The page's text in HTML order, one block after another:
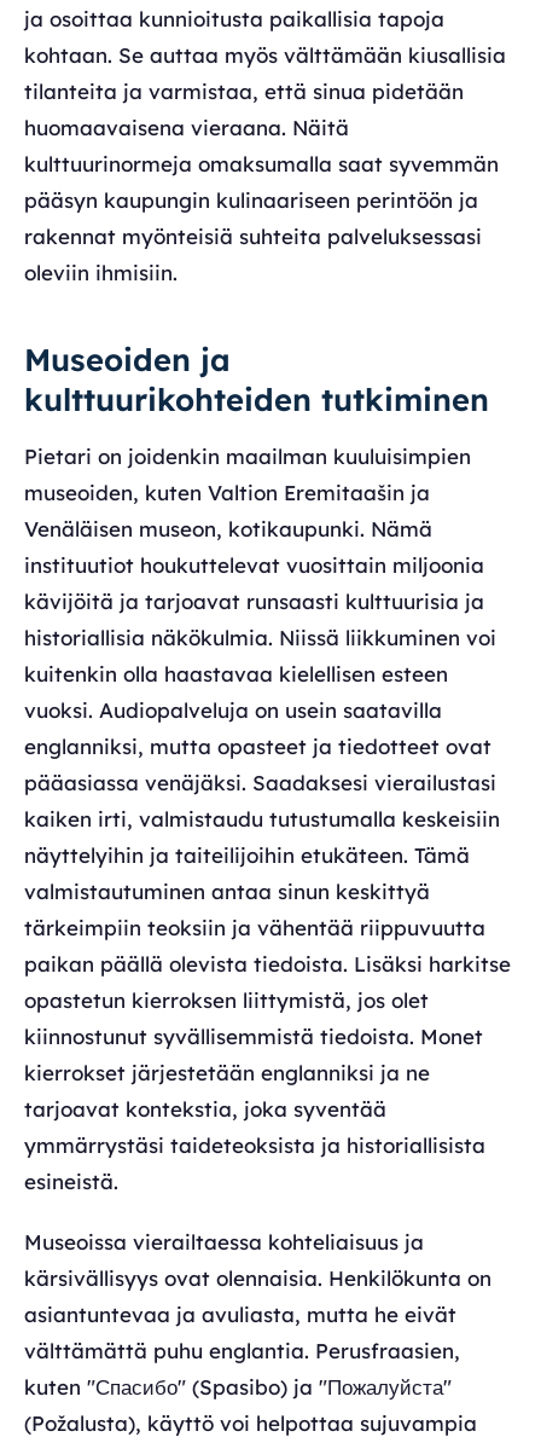
ja osoittaa kunnioitusta paikallisia tapoja
kohtaan. Se auttaa myös välttämään kiusallisia
tilanteita ja varmistaa, että sinua pidetään
huomaavaisena vieraana. Näitä
kulttuurinormeja omaksumalla saat syvemmän
pääsyn kaupungin kulinaariseen perintöön ja
rakennat myönteisiä suhteita palveluksessasi
oleviin ihmisiin.
Museoiden ja
kulttuurikohteiden tutkiminen
Pietari on joidenkin maailman kuuluisimpien
museoiden, kuten Valtion Eremitaašin ja
Venäläisen museon, kotikaupunki. Nämä
instituutiot houkuttelevat vuosittain miljoonia
kävijöitä ja tarjoavat runsaasti kulttuurisia ja
historiallisia näkökulmia. Niissä liikkuminen voi
kuitenkin olla haastavaa kielellisen esteen
vuoksi. Audiopalveluja on usein saatavilla
englanniksi, mutta opasteet ja tiedotteet ovat
pääasiassa venäjäksi. Saadaksesi vierailustasi
kaiken irti, valmistaudu tutustumalla keskeisiin
näyttelyihin ja taiteilijoihin etukäteen. Tämä
valmistautuminen antaa sinun keskittyä
tärkeimpiin teoksiin ja vähentää riippuvuutta
paikan päällä olevista tiedoista. Lisäksi harkitse
opastetun kierroksen liittymistä, jos olet
kiinnostunut syvällisemmistä tiedoista. Monet
kierrokset järjestetään englanniksi ja ne
tarjoavat kontekstia, joka syventää
ymmärrystäsi taideteoksista ja historiallisista
esineistä.
Museoissa vierailtaessa kohteliaisuus ja
kärsivällisyys ovat olennaisia. Henkilökunta on
asiantuntevaa ja avuliasta, mutta he eivät
välttämättä puhu englantia. Perusfraasien,
kuten "Спасибо" (Spasibo) ja "Пожалуйста"
(Požalusta), käyttö voi helpottaa sujuvampia